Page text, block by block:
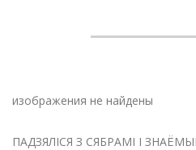
изображения не найдены
ПАДЗЯЛІСЯ З СЯБРАМІ І